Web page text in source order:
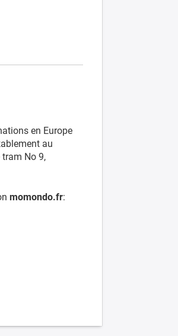
en Europe
au
tram No 9,
momondo.fr: